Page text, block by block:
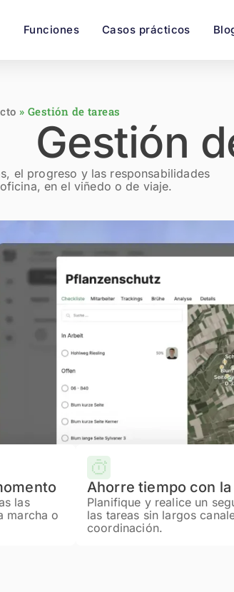
Funciones Casos prácticos
» Gestión de tareas
Gestión
el progreso y las responsabilidades
en el viñedo o de viaje.
las
marcha o
Ahorre tiempo con
Planifique y realice un
las tareas sin largos
coordinación.